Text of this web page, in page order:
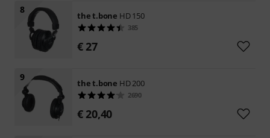
8
the t.bone HD 150
385
€ 27
9
the t.bone HD 200
2690
€ 20,40